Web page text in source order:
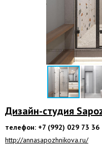
Дизайн-студия
телефон: +7 (992) 029 73 36
http://annasapozhnikova.ru/